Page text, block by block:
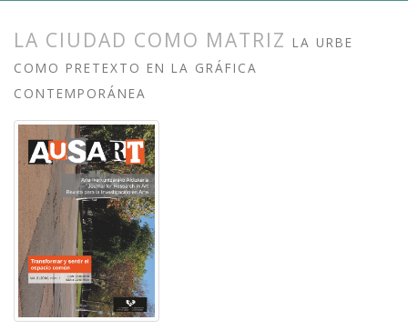
LA CIUDAD COMO MATRIZ LA URBE
COMO PRETEXTO EN LA GRÁFICA
CONTEMPORÁNEA